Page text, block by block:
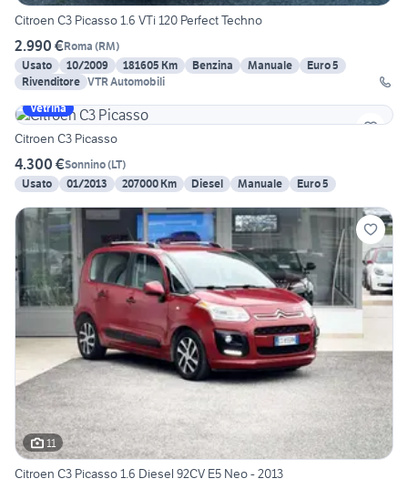
Citroen C3 Picasso 1.6 VTi 120 Perfect Techno
2.990 €Roma (RM)
Usato
10/2009 181605 Km Benzina Manuale
Euro 5
Rivenditore VTR Automobili
Vetrina
Citroen C3 Picasso
4.300 €Sonnino(LT)
Usato
01/2013 207000 Km Diesel Manuale Euro 5
11
Citroen C3 Picasso 1.6 Diesel 92CV E5 Neo - 2013